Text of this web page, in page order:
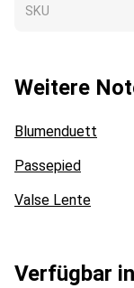
SKU
Weitere
Blumenduett
Passepied
Valse Lente
Verfügbar